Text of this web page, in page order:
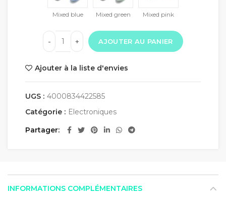
Mixed blue Mixed green Mixed pink
AJOUTER AU PANIER
Ajouter à la liste d'envies
UGS : 4000834422585
Catégorie : Electroniques
Partager
INFORMATIONS COMPLÉMENTAIRES